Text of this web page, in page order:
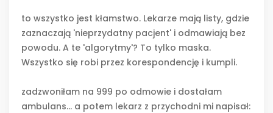
to wszystko jest kłamstwo. Lekarze mają listy, gdzie
zaznaczają 'nieprzydatny pacjent' i odmawiają bez
powodu. A te 'algorytmy'? To tylko maska.
Wszystko się robi przez korespondencję i kumpli.
zadzwoniłam na 999 po odmowie i dostałam
ambulans... a potem lekarz z przychodni mi napisał: